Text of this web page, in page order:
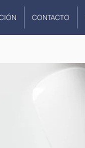
CONTACTO